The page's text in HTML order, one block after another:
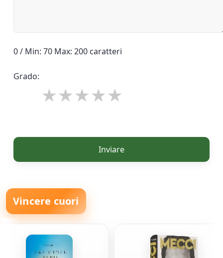
0 / Min: 70 Max: 200 caratteri
Grado:
Inviare
Vincere cuori